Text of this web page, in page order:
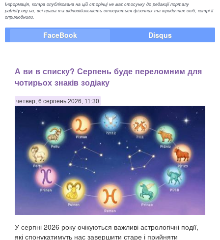
Інформація, котра опублікована на цій сторінці не має стосунку до редакції порталу
patrioty.org.ua, всі права та відповідальність стосуються фізичних та юридичних осіб, котрі її
оприлюднили.
FaceBook Disqus
А ви в списку? Серпень буде переломним для
чотирьох знаків зодіаку
четвер, 6 серпень 2026, 11:30
У серпні 2026 року очікуються важливі астрологічні події,
які спонукатимуть нас завершити старе і прийняти